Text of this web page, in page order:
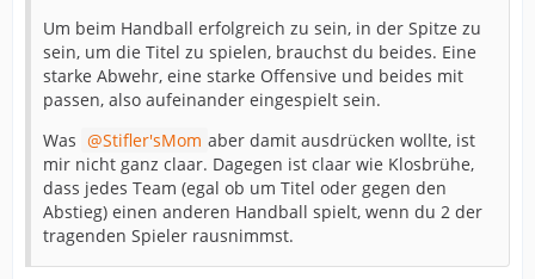
Um beim Handball erfolgreich zu sein, in der Spitze zu
sein, um die Titel zu spielen, brauchst du beides. Eine
starke Abwehr, eine starke Offensive und beides mit
passen, also aufeinander eingespielt sein.
Was
Stifler'sMom aber damit ausdrücken wollte, ist
mir nicht ganz claar. Dagegen ist claar wie Klosbrühe,
dass jedes Team (egal ob um Titel oder gegen den
Abstieg) einen anderen Handball spielt, wenn du 2 der
tragenden Spieler rausnimmst.